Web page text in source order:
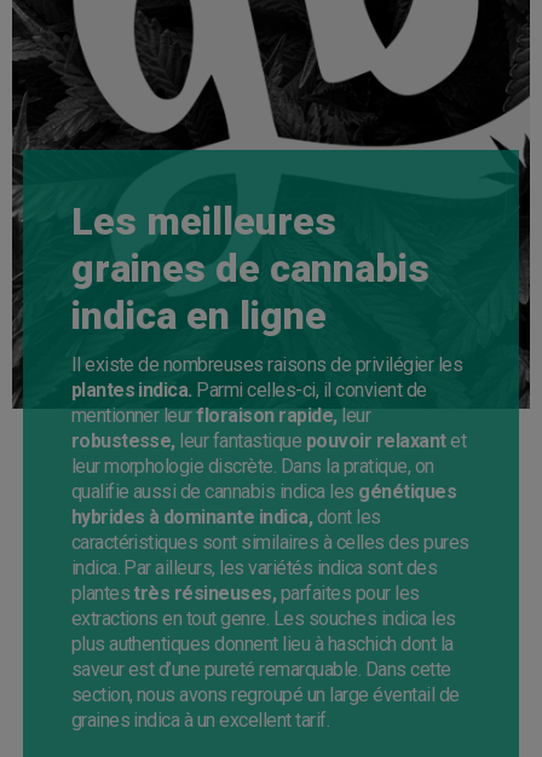
Les meilleures
graines de cannabis
indica en ligne
Il existe de nombreuses raisons de privilégier les
plantes indica. Parmi celles-ci, il convient de
mentionner leurfloraison rapide,leur
robustesse,leur fantastique pouvoir relaxantet
leur morphologie discrète. Dans la pratique, on
qualifie aussi de cannabis indica les génétiques
hybrides à dominante indica,dont les
caractéristiques sont similaires à celles des pures
indica. Par ailleurs, les variétés indica sont des
plantes très résineuses,parfaites pour les
extractions en tout genre. Les souches indica les
plus authentiques donnent lieu à haschich dont la
saveur est d’une pureté remarquable. Dans cette
section, nous avons regroupé un large éventail de
graines indica à un excellent tarif.